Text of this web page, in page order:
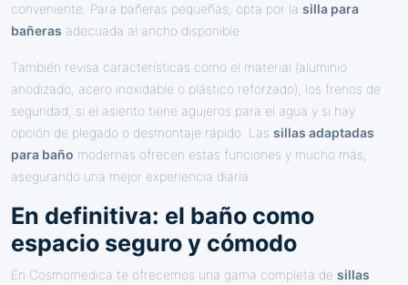
conveniente. Para bañeras pequeñas, opta por la silla para
bañeras adecuada al ancho disponible.
También revisa características como el material (aluminio
anodizado, acero inoxidable o plástico reforzado), los frenos de
seguridad, si el asiento tiene agujeros para el agua y si hay
opción de plegado o desmontaje rápido. Las sillas adaptadas
para baño modernas ofrecen estas funciones y mucho más,
asegurando una mejor experiencia diaria.
En definitiva: el baño como
espacio seguro y cómodo
En Cosmomedica te ofrecemos una gama completa de sillas